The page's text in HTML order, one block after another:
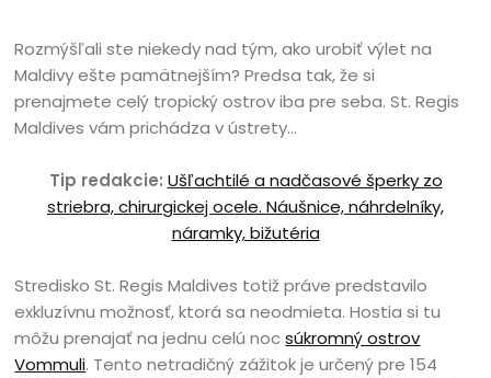
Rozmýšľali ste niekedy nad tým, ako urobiť výlet na
Maldivy ešte pamätnejším? Predsa tak, že si
prenajmete celý tropický ostrov iba pre seba. St. Regis
Maldives vám prichádza v ústrety…
Tip redakcie: Ušľachtilé a nadčasové šperky zo
striebra, chirurgickej ocele. Náušnice, náhrdelníky,
náramky, bižutéria
Stredisko St. Regis Maldives totiž práve predstavilo
exkluzívnu možnosť, ktorá sa neodmieta. Hostia si tu
môžu prenajať na jednu celú nocsúkromný ostrov
Vommuli. Tento netradičný zážitok je určený pre 154